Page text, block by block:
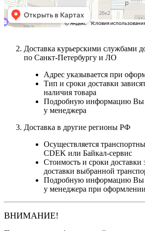
Доставка курьерскими службами
по Санкт-Петербургу и ЛО
Адрес указывается при
Тип и сроки доставки
наличия товара
Подробную информацию Вы
у менеджера
Доставка в другие регионы РФ
Осуществляется
CDEK или Байкал-сервис
Стоимость и сроки доставки
доставки выбранной
Подробную информацию Вы
у менеджера при оформлении
ВНИМАНИЕ!